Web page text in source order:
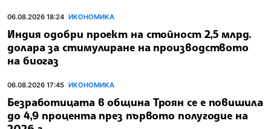
06.08.2026 18:24 ИКОНОМИКА
Индия одобри проект на стойност 2,5 млрд.
долара за стимулиране на производството
на биогаз
06.08.2026 17:45 ИКОНОМИКА
Безработицата в община Троян се е повишила
до 4,9 процента през първото полугодие на